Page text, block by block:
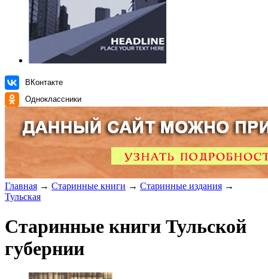
ВКонтакте
Одноклассники
Главная → Старинные книги → Старинные издания →
Тульская
Старинные книги Тульской
губернии